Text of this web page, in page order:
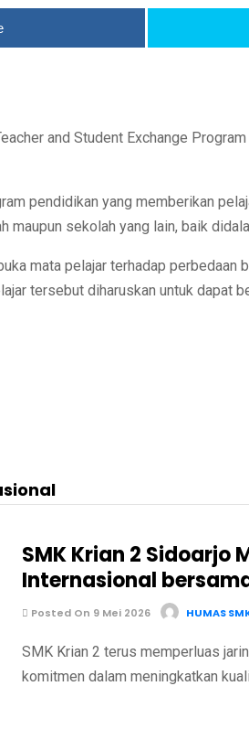
and Student Exchange
pendidikan yang memberikan
maupun sekolah yang lain, baik
mata pelajar terhadap perbedaan
tersebut diharuskan untuk dapat
SMK Krian 2 Sidoarjo
Internasional
Posted On 9 Mei 2026 HUMAS
SMK Krian 2 terus memperluas
komitmen dalam meningkatkan